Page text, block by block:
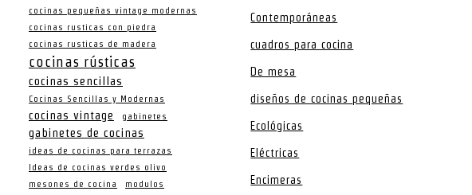
cocinas pequeñas vintage modernas
cocinas rusticas con piedra
cocinas rusticas de madera
cocinas rústicas
cocinas sencillas
Cocinas Sencillas y Modernas
cocinas vintage gabinetes
gabinetes de cocinas
ideas de cocinas para terrazas
Ideas de cocinas verdes olivo
mesones de cocina
modulos
Contemporáneas
cuadros para cocina
De mesa
diseños de cocinas pequeñas
Ecológicas
Eléctricas
Encimeras